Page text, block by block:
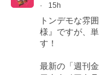
·
15h
トンデモな雰
様』ですが、
す！
最新の「週刊